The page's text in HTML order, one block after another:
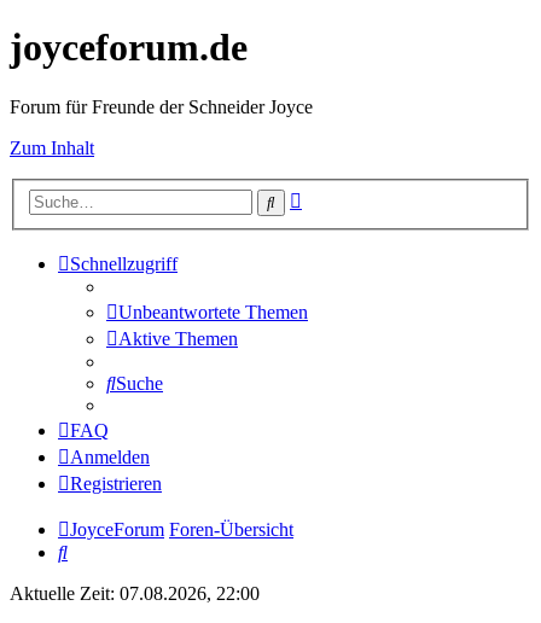
joyceforum.de
Forum für Freunde der Schneider Joyce
Zum Inhalt
Suche
Schnellzugriff
Unbeantwortete Themen
Aktive Themen
Suche
FAQ
Anmelden
Registrieren
JoyceForum Foren-Übersicht
Suche
Aktuelle Zeit: 07.08.2026, 22:00